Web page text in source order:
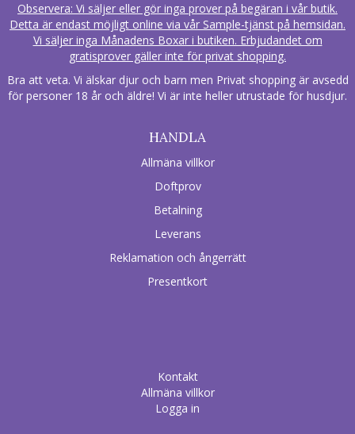
Observera: Vi säljer eller gör inga prover på begäran i vår butik.
Detta är endast möjligt online via vår Sample-tjänst på hemsidan.
Vi säljer inga Månadens Boxar i butiken. Erbjudandet om
gratisprover gäller inte för privat shopping.
Bra att veta. Vi älskar djur och barn men Privat shopping är avsedd
för personer 18 år och äldre! Vi är inte heller utrustade för husdjur.
HANDLA
Allmäna villkor
Doftprov
Betalning
Leverans
Reklamation och ångerrätt
Presentkort
Kontakt
Allmäna villkor
Logga in